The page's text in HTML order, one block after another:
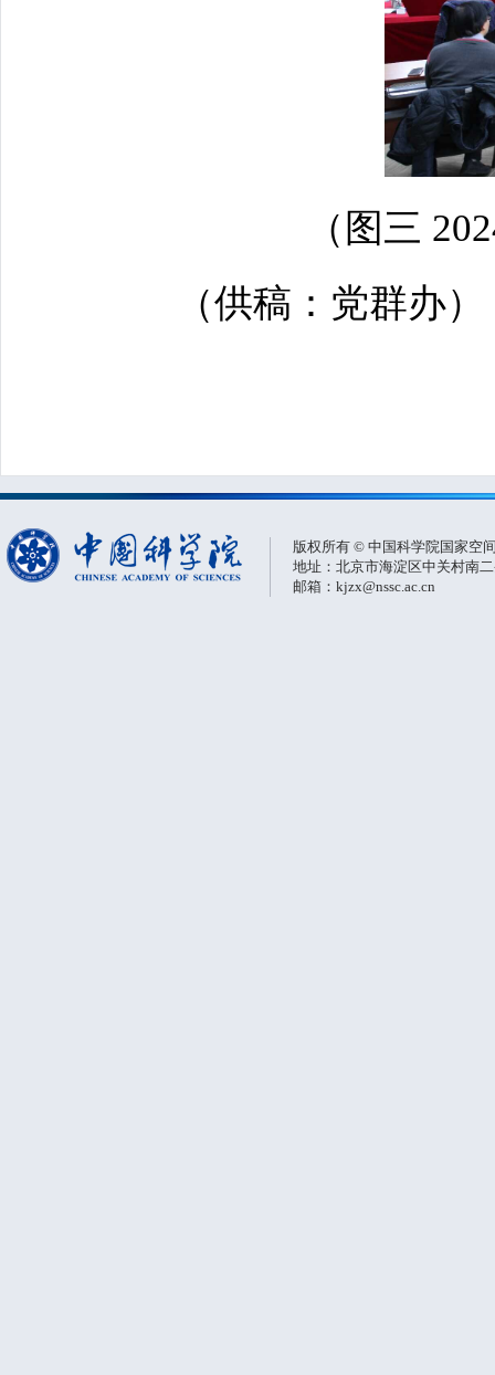
（图三
（供稿：党群办）
版权所有 © 中国科学院国家空
地址：北京市海淀区中关村南
邮箱：kjzx@nssc.ac.cn